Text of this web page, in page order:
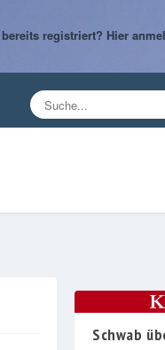
registriert? Hier
Schwab